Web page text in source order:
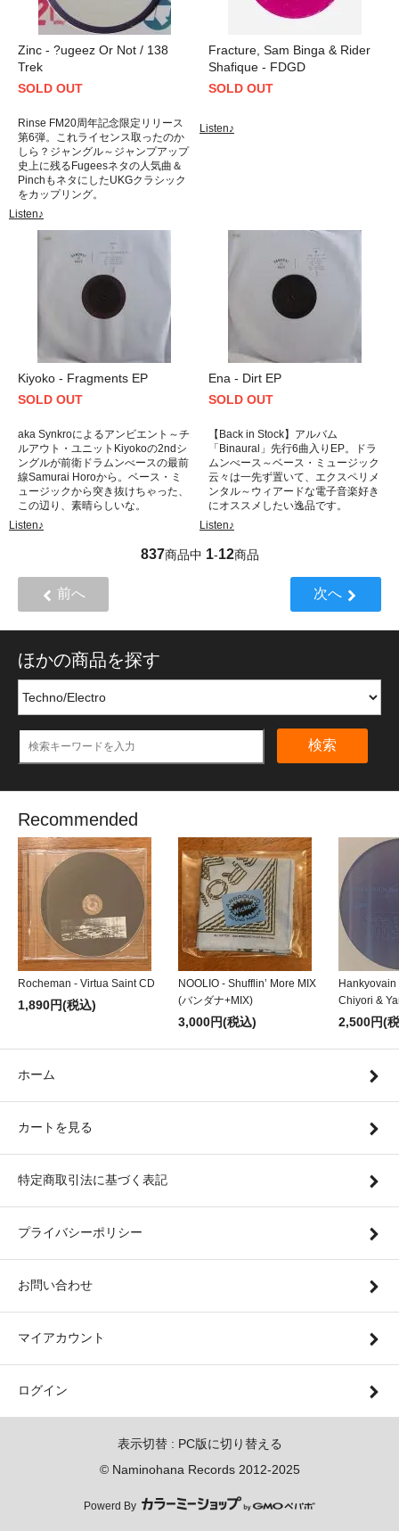
Zinc - ?ugeez Or Not / 138
Trek
SOLD OUT
Rinse FM20周年記念限定リリース
第6弾。これライセンス取ったのか
しら？ジャングル～ジャンプアップ
史上に残るFugeesネタの人気曲＆
PinchもネタにしたUKGクラシック
をカップリング。
Listen♪
Fracture, Sam Binga & Rider
Shafique - FDGD
SOLD OUT
Listen♪
Kiyoko - Fragments EP
SOLD OUT
aka Synkroによるアンビエント～チ
ルアウト・ユニットKiyokoの2ndシ
ングルが前衛ドラムンべースの最前
線Samurai Horoから。ベース・ミ
ュージックから突き抜けちゃった、
この辺り、素晴らしいな。
Listen♪
Ena - Dirt EP
SOLD OUT
【Back in Stock】アルバム
「Binaural」先行6曲入りEP。ドラ
ムンべース～ベース・ミュージック
云々は一先ず置いて、エクスペリメ
ンタル～ウィアードな電子音楽好き
にオススメしたい逸品です。
Listen♪
837商品中 1-12商品
前へ 次へ
ほかの商品を探す
検索
Recommended
Rocheman - Virtua Saint CD
1,890円(税込)
NOOLIO - Shufflin’ More MIX
(バンダナ+MIX)
3,000円(税込)
Hankyovain
Chiyori &
2,500円(
ホーム
カートを見る
特定商取引法に基づく表記
プライバシーポリシー
お問い合わせ
マイアカウント
ログイン
表示切替 : PC版に切り替える
© Naminohana Records 2012-2025
Powerd By